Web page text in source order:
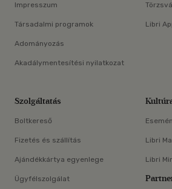
Impresszum
Társadalmi programok
Adományozás
Akadálymentesítési nyilatkozat
Libri
Szolgáltatás
Boltkereső
Fizetés és szállítás
Ajándékkártya egyenlege
Ügyfélszolgálat
Libri
Libri